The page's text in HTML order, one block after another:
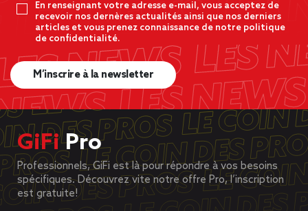
En renseignant votre adresse e-mail, vous acceptez de
recevoir nos dernères actualités ainsi que nos derniers
articles et vous prenez connaissance de notre politique
de confidentialité.
M’inscrire à la newsletter
GiFiPro
Professionnels, GiFi est là pour répondre à vos besoins
spécifiques. Découvrez vite notre offre Pro, l’inscription
est gratuite!